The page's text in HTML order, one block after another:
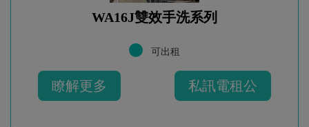
WA16J雙效手洗系列
可出租
瞭解更多 私訊電租公